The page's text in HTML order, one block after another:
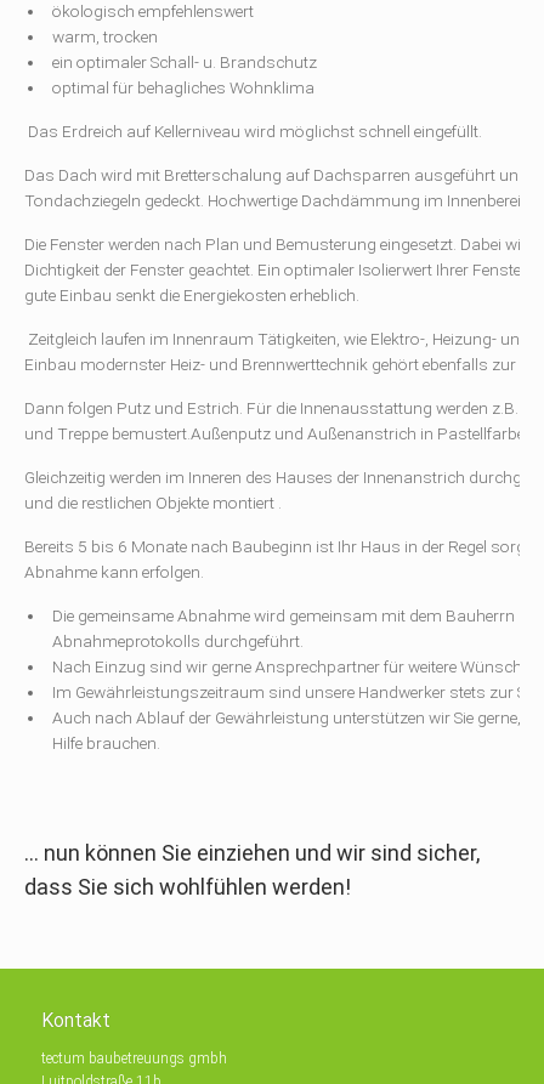
ökologisch empfehlenswert
warm, trocken
ein optimaler Schall- u. Brandschutz
optimal für behagliches Wohnklima
Das Erdreich auf Kellerniveau wird möglichst schnell eingefüllt.
Das Dach wird mit Bretterschalung auf Dachsparren ausgeführt und
Tondachziegeln gedeckt. Hochwertige Dachdämmung im
Die Fenster werden nach Plan und Bemusterung eingesetzt. Dabei
Dichtigkeit der Fenster geachtet. Ein optimaler Isolierwert Ihrer Fenster
gute Einbau senkt die Energiekosten erheblich.
Zeitgleich laufen im Innenraum Tätigkeiten, wie Elektro-, Heizung- und
Einbau modernster Heiz- und Brennwerttechnik gehört ebenfalls zur
Dann folgen Putz und Estrich. Für die Innenausstattung werden z.B.
und Treppe bemustert.Außenputz und Außenanstrich in Pastellfarben
Gleichzeitig werden im Inneren des Hauses der Innenanstrich
und die restlichen Objekte montiert .
Bereits 5 bis 6 Monate nach Baubeginn ist Ihr Haus in der Regel
Abnahme kann erfolgen.
Die gemeinsame Abnahme wird gemeinsam mit dem Bauherrn in
Abnahmeprotokolls durchgeführt.
Nach Einzug sind wir gerne Ansprechpartner für weitere Wünsche
Im Gewährleistungszeitraum sind unsere Handwerker stets zur
Auch nach Ablauf der Gewährleistung unterstützen wir Sie gerne,
Hilfe brauchen.
... nun können Sie einziehen und wir sind sicher,
dass Sie sich wohlfühlen werden!
Kontakt
tectum baubetreuungs gmbh